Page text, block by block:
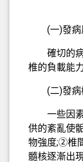
(一)發病
確切的病
椎的負載能
(二)發病
一些因素
供的紊亂使
物強度;②椎
髓核逐漸出